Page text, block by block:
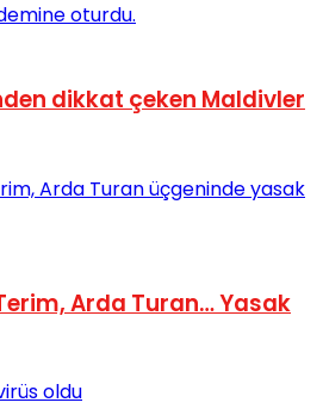
dikkat çeken Maldivler
Arda Turan… Yasak